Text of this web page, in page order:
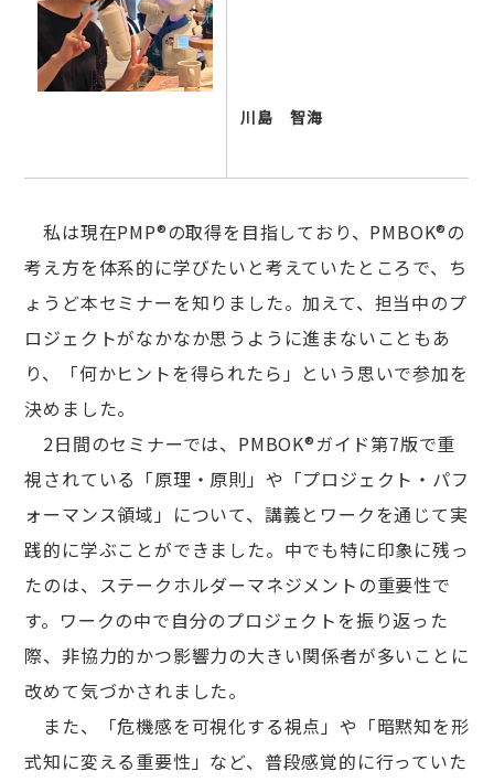
川島 智海
私は現在PMP®の取得を目指しており、PMBOK®の
考え方を体系的に学びたいと考えていたところで、ち
ょうど本セミナーを知りました。加えて、担当中のプ
ロジェクトがなかなか思うように進まないこともあ
り、「何かヒントを得られたら」という思いで参加を
決めました。
2日間のセミナーでは、PMBOK®ガイド第7版で重
視されている「原理・原則」や「プロジェクト・パフ
ォーマンス領域」について、講義とワークを通じて実
践的に学ぶことができました。中でも特に印象に残っ
たのは、ステークホルダーマネジメントの重要性で
す。ワークの中で自分のプロジェクトを振り返った
際、非協力的かつ影響力の大きい関係者が多いことに
改めて気づかされました。
また、「危機感を可視化する視点」や「暗黙知を形
式知に変える重要性」など、普段感覚的に行っていた